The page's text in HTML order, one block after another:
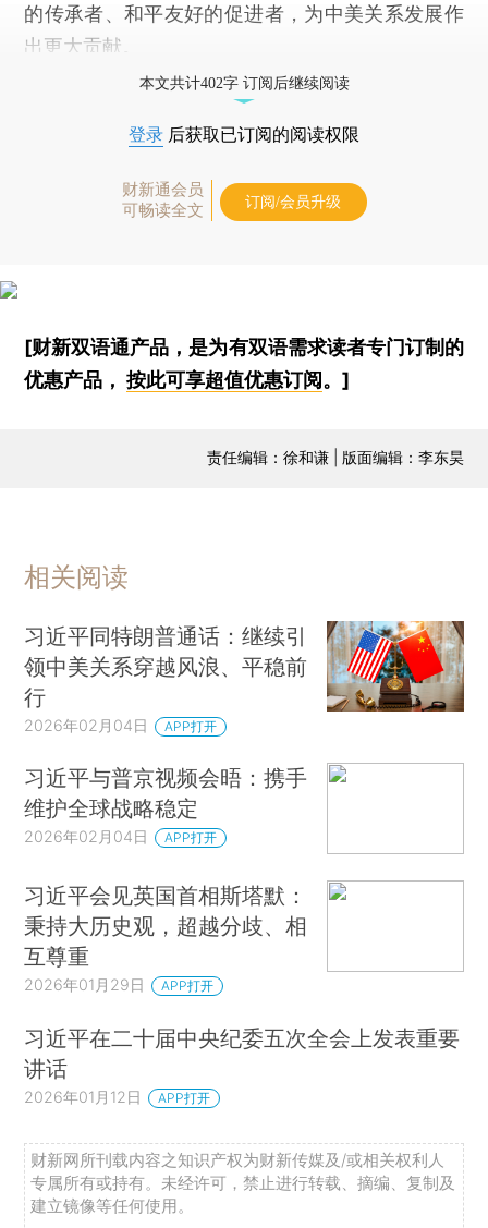
的传承者、和平友好的促进者，为中美关系发展作
出更大贡献。
本文共计402字 订阅后继续阅读
登录 后获取已订阅的阅读权限
财新通会员
可畅读全文
订阅/会员升级
[财新双语通产品，是为有双语需求读者专门订制的
优惠产品，按此可享超值优惠订阅 。]
责任编辑：徐和谦 | 版面编辑：李东昊
相关阅读
习近平同特朗普通话：继续引
领中美关系穿越风浪、平稳前
行
2026年02月04日 APP打开
习近平与普京视频会晤：携手
维护全球战略稳定
2026年02月04日 APP打开
习近平会见英国首相斯塔默：
秉持大历史观，超越分歧、相
互尊重
2026年01月29日 APP打开
习近平在二十届中央纪委五次全会上发表重要
讲话
2026年01月12日 APP打开
财新网所刊载内容之知识产权为财新传媒及/或相关权利人
专属所有或持有。未经许可，禁止进行转载、摘编、复制及
建立镜像等任何使用。